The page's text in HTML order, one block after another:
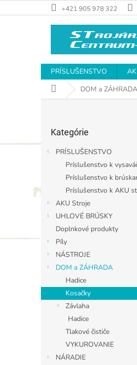
na
+421 905 978 322
PRÍSLUŠENSTVO
DomovDOM a ZÁHRADA
ý
e
kategórie
Kategórie
PRÍSLUŠENSTVO
Príslušenstvo k
Príslušenstvo k
Príslušenstvo k AKU
AKU Stroje
UHLOVÉ BRÚSKY
Doplnkové produkty
Píly
NÁSTROJE
DOM a ZÁHRADA
Hadice
Kosačky
Závlaha
Hadice
Tlakové čističe
VYKUROVANIE
NÁRADIE